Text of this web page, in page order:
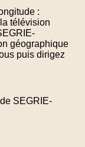
:
télévision
géographique
puis dirigez
SEGRIE-